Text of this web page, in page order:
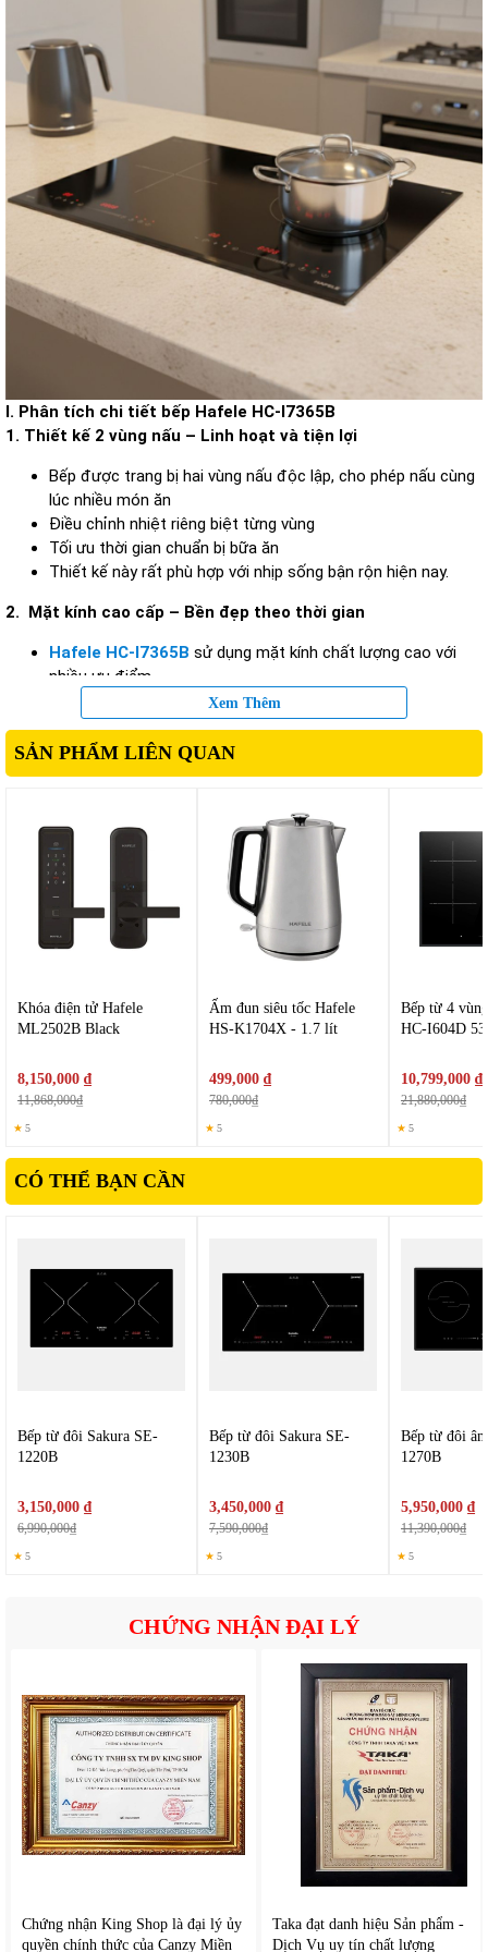
I. Phân tích chi tiết bếp Hafele HC-I7365B
1. Thiết kế 2 vùng nấu – Linh hoạt và tiện lợi
Bếp được trang bị hai vùng nấu độc lập, cho phép nấu cùng
lúc nhiều món ăn
Điều chỉnh nhiệt riêng biệt từng vùng
Tối ưu thời gian chuẩn bị bữa ăn
Thiết kế này rất phù hợp với nhịp sống bận rộn hiện nay.
2. Mặt kính cao cấp – Bền đẹp theo thời gian
Hafele HC-I7365B sử dụng mặt kính chất lượng cao với
nhiều ưu điểm
Chịu nhiệt tốt, hạn chế nứt vỡ khi thay đổi nhiệt độ
Chống trầy xước hiệu quả
Bề mặt phẳng, dễ lau chùi sau khi nấu
Nhờ đó, bếp luôn giữ được vẻ ngoài sáng đẹp và sạch sẽ.
3. Công suất mạnh – Gia nhiệt nhanh
Bếp có tổng công suất 4200W, có khả năng đun sôi nước
nhanh chóng
Đặc biệt, chức năng tăng cường công suất (Booster) hỗ trợ
nấu nhanh khi cần.
Xem Thêm
SẢN PHẨM LIÊN QUAN
Khóa điện tử Hafele
ML2502B Black
8,150,000 ₫
11,868,000₫
★ 5
Ấm đun siêu tốc Hafele
HS-K1704X - 1.7 lít
499,000 ₫
780,000₫
★ 5
Bếp từ 4
HC-I604D
10,799,000 ₫
21,880,000₫
★ 5
CÓ THỂ BẠN CẦN
Bếp từ đôi Sakura SE-
1220B
3,150,000 ₫
6,990,000₫
★ 5
Bếp từ đôi Sakura SE-
1230B
3,450,000 ₫
7,590,000₫
★ 5
Bếp từ đôi
1270B
5,950,000 ₫
11,390,000₫
★ 5
CHỨNG NHẬN ĐẠI LÝ
Chứng nhận King Shop là đại lý ủy
quyền chính thức của Canzy Miền
Taka đạt danh hiệu Sản phẩm -
Dịch Vụ uy tín chất lượng